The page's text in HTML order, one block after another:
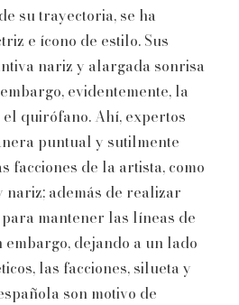
su trayectoria, se ha
e ícono de estilo. Sus
nariz y alargada sonrisa
evidentemente, la
quirófano. Ahí, expertos
puntual y sutilmente
facciones de la artista, como
nariz; además de realizar
mantener las líneas de
embargo, dejando a un lado
las facciones, silueta y
son motivo de